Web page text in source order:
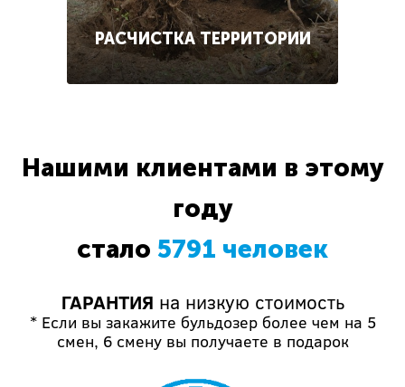
РАСЧИСТКА ТЕРРИТОРИИ
Нашими клиентами в этому
году
стало 5791 человек
ГАРАНТИЯ на низкую стоимость
* Если вы закажите бульдозер более чем на 5
смен, 6 смену вы получаете в подарок